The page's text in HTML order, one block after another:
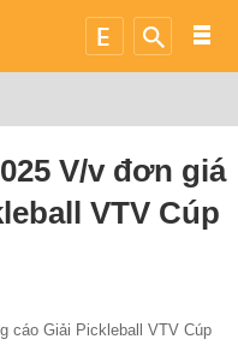
V/v đơn giá
VTV Cúp
cáo Giải Pickleball VTV Cúp